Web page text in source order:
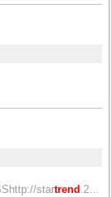
startrend .2…